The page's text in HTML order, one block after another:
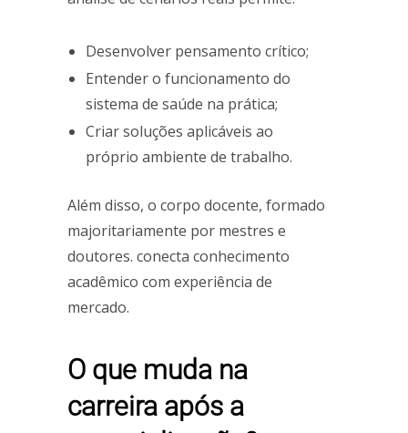
Desenvolver pensamento crítico;
Entender o funcionamento do
sistema de saúde na prática;
Criar soluções aplicáveis ao
próprio ambiente de trabalho.
Além disso, o corpo docente, formado
majoritariamente por mestres e
doutores. conecta conhecimento
acadêmico com experiência de
mercado.
O que muda na
carreira após a